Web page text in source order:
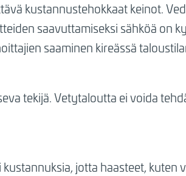
kustannustehokkaat keinot.
saavuttamiseksi sähköä on
saaminen kireässä
tekijä. Vetytaloutta ei voida
jotta haasteet, kuten